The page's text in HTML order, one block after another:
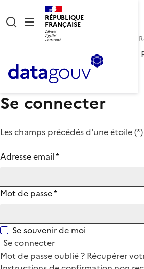
RÉPUBLIQUE
FRANÇAISE
Se connecter
Les champs précédés d'une étoile (*
Adresse email*
Mot de passe*
Se souvenir de moi
Se connecter
Mot de passe oublié ? Récupérer